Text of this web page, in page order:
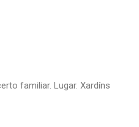
familiar. Lugar. Xardíns